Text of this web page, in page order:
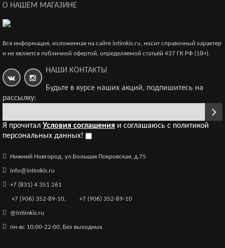
17 900р.
17 900р.
Вибратор Fun Factory Tiger, красный. G 5
12 650р.
О НАШЕМ МАГАЗИНЕ
Вся информация, изложенная на сайте intimkis.ru, носит справочный характер
и не является публичной офертой, определяемой статьёй 437 ГК РФ (18+).
НАШИ КОНТАКТЫ
Будьте в курсе наших акций, подпишитесь на
рассылку:
Я прочитал Условия соглашения и соглашаюсь с политикой
персональных данных!
Нижний Новгород, ул.Большая Покровская, д.75
info@intimkis.ru
+7 (831) 4 351 261
+7 (906) 352-89-10, +7 (906) 352-89-10
@intimkis.ru
пн-вс 10:00-22:00, Без выходных